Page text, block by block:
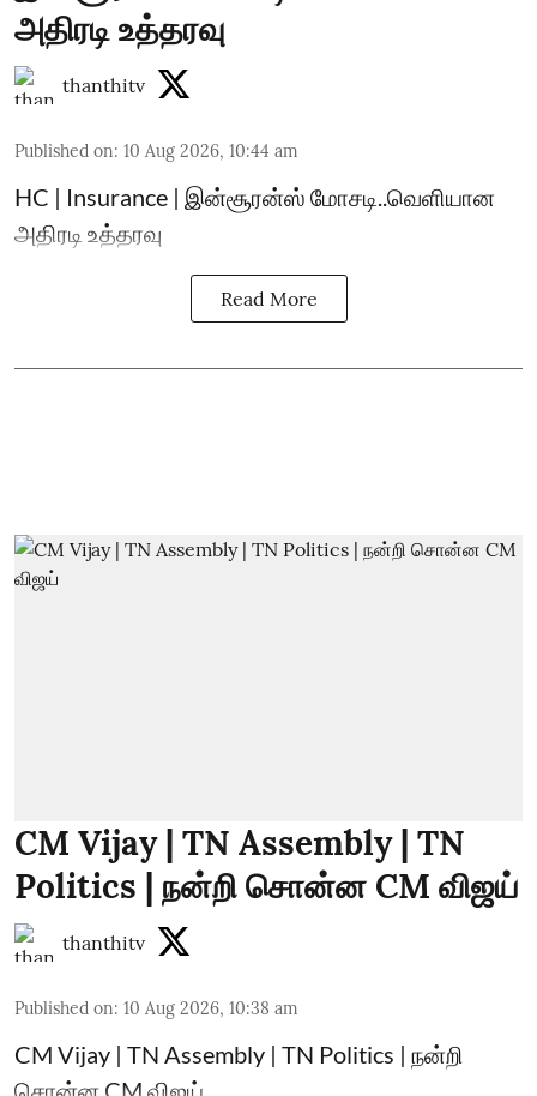
அதிரடி உத்தரவு
thanthitv
Published on: 10 Aug 2026, 10:44 am
HC | Insurance | இன்சூரன்ஸ் மோசடி..வெளியான
அதிரடி உத்தரவு
Read More
CM Vijay | TN Assembly | TN
Politics | நன்றி சொன்ன CM விஜய்
thanthitv
Published on: 10 Aug 2026, 10:38 am
CM Vijay | TN Assembly | TN Politics | நன்றி
சொன்ன CM விஜய்